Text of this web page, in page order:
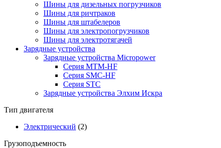
Шины для дизельных погрузчиков
Шины для ричтраков
Шины для штабелеров
Шины для электропогрузчиков
Шины для электротягачей
Зарядные устройства
Зарядные устройства Micropower
Серия MTM-HF
Серия SMC-HF
Серия STC
Зарядные устройства Элхим Искра
Тип двигателя
Электрический (2)
Грузоподъемность